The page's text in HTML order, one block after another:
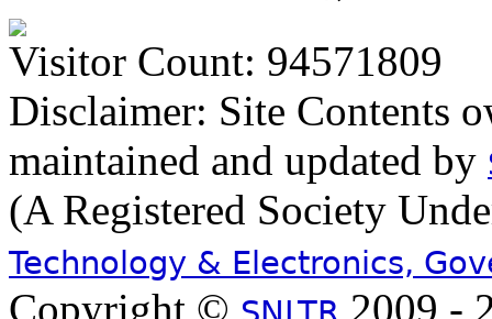
Visitor Count: 94571809
Disclaimer: Site Contents
maintained and updated by
(A Registered Society
Technology & Electronics,
Copyright © 2009 -